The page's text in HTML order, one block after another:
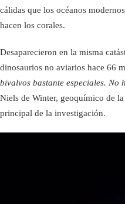
cálidas que los océanos
hacen los corales.
Desaparecieron en la misma
dinosaurios no aviarios hace 66
bivalvos bastante especiales. No
Niels de Winter, geoquímico de
principal de la investigación.